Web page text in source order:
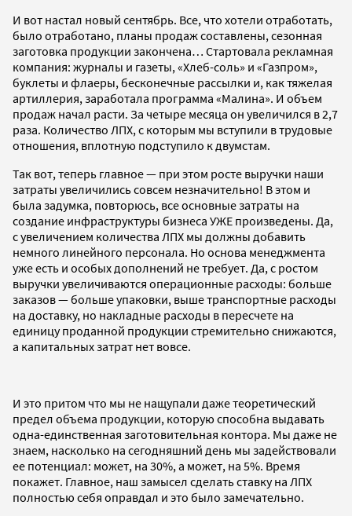
И вот настал новый сентябрь. Все, что хотели отработать,
было отработано, планы продаж составлены, сезонная
заготовка продукции закончена… Стартовала рекламная
компания: журналы и газеты, «Хлеб-соль» и «Газпром»,
буклеты и флаеры, бесконечные рассылки и, как тяжелая
артиллерия, заработала программа «Малина». И объем
продаж начал расти. За четыре месяца он увеличился в 2,7
раза. Количество ЛПХ, с которым мы вступили в трудовые
отношения, вплотную подступило к двумстам.
Так вот, теперь главное — при этом росте выручки наши
затраты увеличились совсем незначительно! В этом и
была задумка, повторюсь, все основные затраты на
создание инфраструктуры бизнеса УЖЕ произведены. Да,
с увеличением количества ЛПХ мы должны добавить
немного линейного персонала. Но основа менеджмента
уже есть и особых дополнений не требует. Да, с ростом
выручки увеличиваются операционные расходы: больше
заказов — больше упаковки, выше транспортные расходы
на доставку, но накладные расходы в пересчете на
единицу проданной продукции стремительно снижаются,
а капитальных затрат нет вовсе.
И это притом что мы не нащупали даже теоретический
предел объема продукции, которую способна выдавать
одна-единственная заготовительная контора. Мы даже не
знаем, насколько на сегодняшний день мы задействовали
ее потенциал: может, на 30%, а может, на 5%. Время
покажет. Главное, наш замысел сделать ставку на ЛПХ
полностью себя оправдал и это было замечательно.